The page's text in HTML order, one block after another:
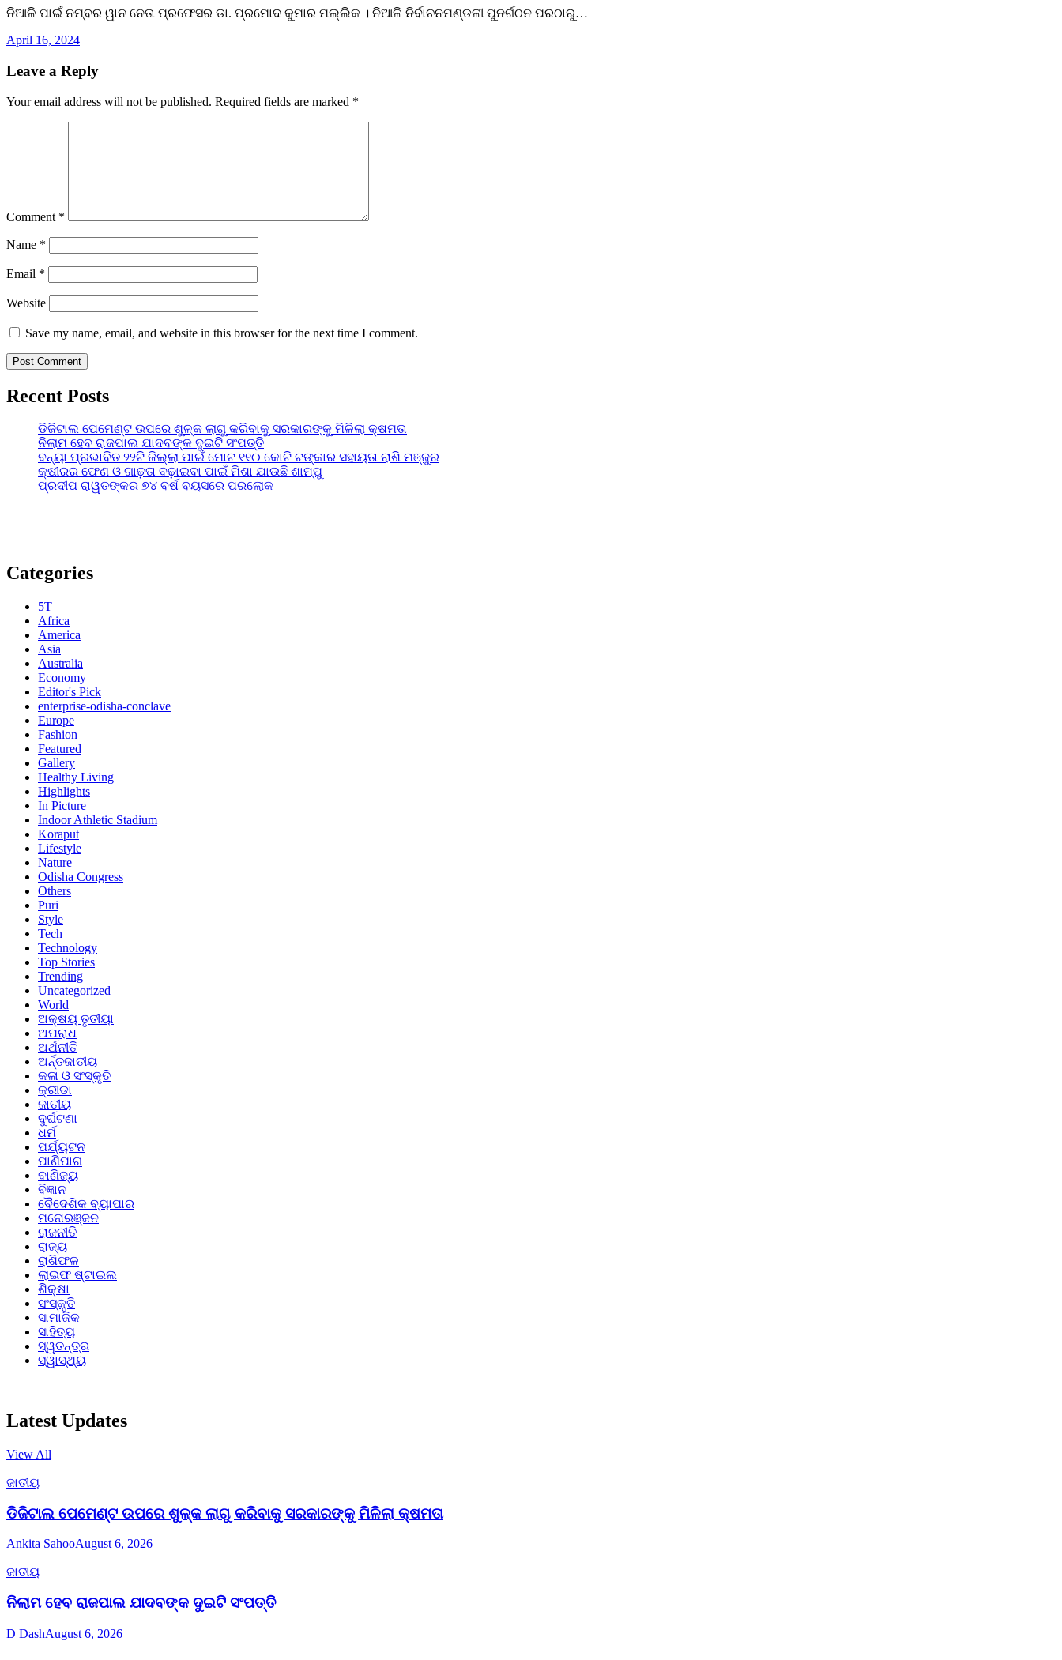
ନିଆଳି ପାଇଁ ନମ୍ବର ୱାନ ନେତା ପ୍ରଫେସର ଡା. ପ୍ରମୋଦ କୁମାର ମଲ୍ଲିକ । ନିଆଳି ନିର୍ବାଚନମଣ୍ଡଳୀ ପୁନର୍ଗଠନ ପରଠାରୁ…
April 16, 2024
Leave a Reply
Your email address will not be published. Required fields are marked *
Comment *
Name *
Email *
Website
Save my name, email, and website in this browser for the next time I comment.
Recent Posts
ଡିଜିଟାଲ ପେମେଣ୍ଟ ଉପରେ ଶୁଳ୍କ ଲାଗୁ କରିବାକୁ ସରକାରଙ୍କୁ ମିଳିଲା କ୍ଷମତା
ନିଲାମ ହେବ ରାଜପାଲ ଯାଦବଙ୍କ ଦୁଇଟି ସଂପତ୍ତି
ବନ୍ୟା ପ୍ରଭାବିତ ୨୨ଟି ଜିଲ୍ଲା ପାଇଁ ମୋଟ ୧୧୦ କୋଟି ଟଙ୍କାର ସହାୟତା ରାଶି ମଞ୍ଜୁର
କ୍ଷୀରର ଫେଣ ଓ ଗାଢ଼ତା ବଢ଼ାଇବା ପାଇଁ ମିଶା ଯାଉଛି ଶାମ୍ପୁ
ପ୍ରଦୀପ ରାୱତଙ୍କର ୭୪ ବର୍ଷ ବୟସରେ ପରଲୋକ
Categories
5T
Africa
America
Asia
Australia
Economy
Editor's Pick
enterprise-odisha-conclave
Europe
Fashion
Featured
Gallery
Healthy Living
Highlights
In Picture
Indoor Athletic Stadium
Koraput
Lifestyle
Nature
Odisha Congress
Others
Puri
Style
Tech
Technology
Top Stories
Trending
Uncategorized
World
ଅକ୍ଷୟ ତୃତୀୟା
ଅପରାଧ
ଅର୍ଥନୀତି
ଅର୍ନ୍ତଜାତୀୟ
କଳା ଓ ସଂସ୍କୃତି
କ୍ରୀଡା
ଜାତୀୟ
ଦୁର୍ଘଟଣା
ଧର୍ମ
ପର୍ଯ୍ୟଟନ
ପାଣିପାଗ
ବାଣିଜ୍ୟ
ବିଜ୍ଞାନ
ବୈଦେଶିକ ବ୍ୟାପାର
ମନୋରଞ୍ଜନ
ରାଜନୀତି
ରାଜ୍ୟ
ରାଶିଫଳ
ଲାଇଫ ଷ୍ଟାଇଲ
ଶିକ୍ଷା
ସଂସ୍କୃତି
ସାମାଜିକ
ସାହିତ୍ୟ
ସ୍ୱତନ୍ତ୍ର
ସ୍ୱାସ୍ଥ୍ୟ
Latest Updates
View All
ଜାତୀୟ
ଡିଜିଟାଲ ପେମେଣ୍ଟ ଉପରେ ଶୁଳ୍କ ଲାଗୁ କରିବାକୁ ସରକାରଙ୍କୁ ମିଳିଲା କ୍ଷମତା
Ankita SahooAugust 6, 2026
ଜାତୀୟ
ନିଲାମ ହେବ ରାଜପାଲ ଯାଦବଙ୍କ ଦୁଇଟି ସଂପତ୍ତି
D DashAugust 6, 2026